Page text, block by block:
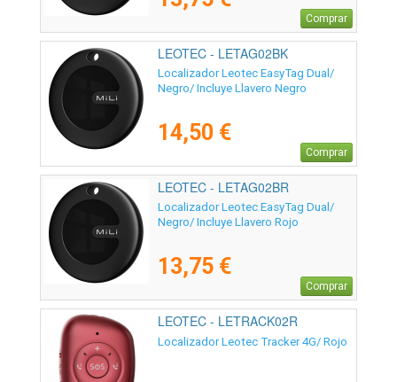
Comprar
LEOTEC - LETAG02BK
Localizador Leotec EasyTag Dual/
Negro/ Incluye Llavero Negro
14,50 €
Comprar
LEOTEC - LETAG02BR
Localizador Leotec EasyTag Dual/
Negro/ Incluye Llavero Rojo
13,75 €
Comprar
LEOTEC - LETRACK02R
Localizador Leotec Tracker 4G/ Rojo